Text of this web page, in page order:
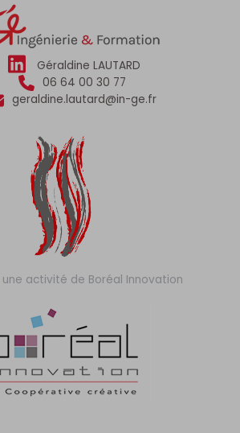
Géraldine LAUTARD
06 64 00 30 77
geraldine.lautard@in-ge.fr
activité de Boréal Innovation